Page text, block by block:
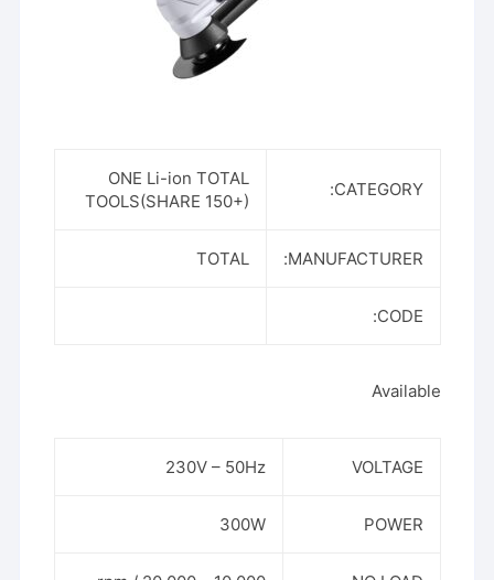
CATEGORY:
ONE Li-ion TOTAL
TOOLS(SHARE 150+)
MANUFACTURER:
TOTAL
CODE:
Available
VOLTAGE
230V – 50Hz
POWER
300W